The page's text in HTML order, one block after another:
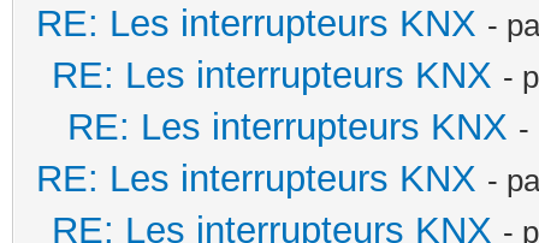
RE: Les interrupteurs KNX -
RE: Les interrupteurs KNX -
RE: Les interrupteurs KNX -
RE: Les interrupteurs KNX -
RE: Les interrupteurs KNX -